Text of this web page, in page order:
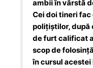
ambii în vârstă
Cei doi tineri
poliţiştilor, după
de furt calificat
scop de
în cursul